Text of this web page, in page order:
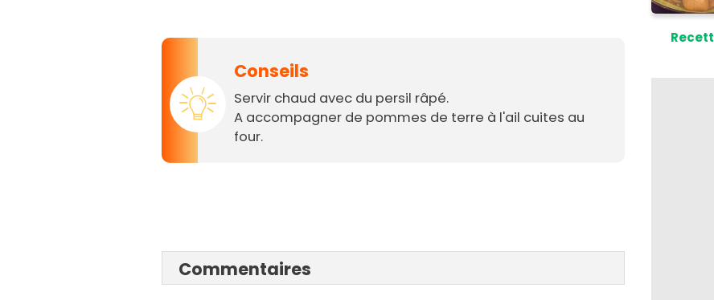
Conseils
Servir chaud avec du persil râpé.
A accompagner de pommes de terre à l'ail cuites au
four.
Commentaires